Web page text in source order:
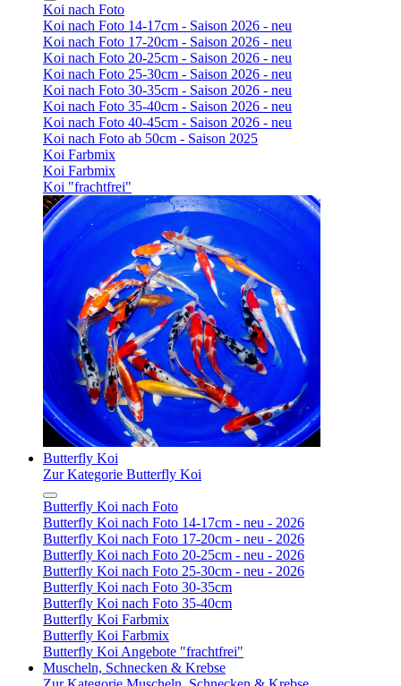
Koi nach Foto
Koi nach Foto 14-17cm - Saison 2026 - neu
Koi nach Foto 17-20cm - Saison 2026 - neu
Koi nach Foto 20-25cm - Saison 2026 - neu
Koi nach Foto 25-30cm - Saison 2026 - neu
Koi nach Foto 30-35cm - Saison 2026 - neu
Koi nach Foto 35-40cm - Saison 2026 - neu
Koi nach Foto 40-45cm - Saison 2026 - neu
Koi nach Foto ab 50cm - Saison 2025
Koi Farbmix
Koi Farbmix
Koi "frachtfrei"
Butterfly Koi
Zur Kategorie Butterfly Koi
Butterfly Koi nach Foto
Butterfly Koi nach Foto 14-17cm - neu - 2026
Butterfly Koi nach Foto 17-20cm - neu - 2026
Butterfly Koi nach Foto 20-25cm - neu - 2026
Butterfly Koi nach Foto 25-30cm - neu - 2026
Butterfly Koi nach Foto 30-35cm
Butterfly Koi nach Foto 35-40cm
Butterfly Koi Farbmix
Butterfly Koi Farbmix
Butterfly Koi Angebote "frachtfrei"
Muscheln, Schnecken & Krebse